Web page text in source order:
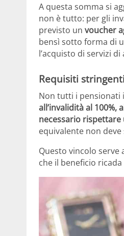
A questa somma si
non è tutto: per gli
previsto un voucher
bensì sotto forma di
l’acquisto di servizi
Requisiti
Non tutti i pensionati
all’invalidità al
necessario rispettare
equivalente non
Questo vincolo
che il beneficio